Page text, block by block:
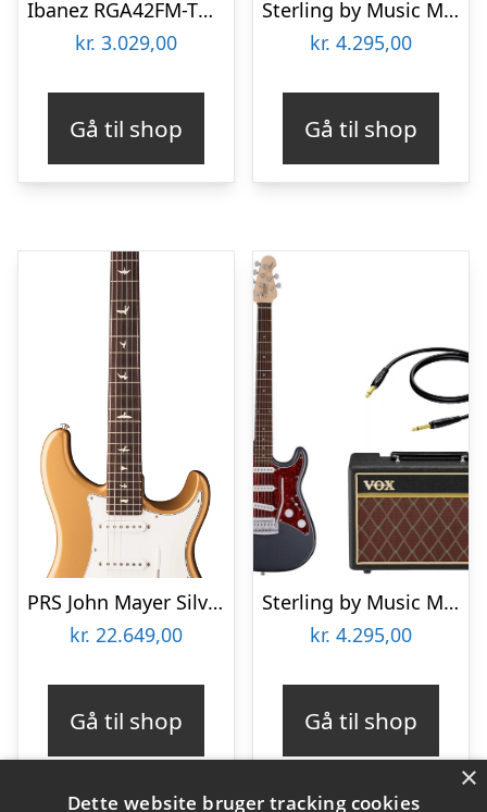
Ibanez RGA42FM-TGF El guitar – Transparent Gray Flat
kr. 3.029,00
Gå til shop
Sterling by Music Man Cutlass CT30HSS El Guitar pakke – Vintage Cream
kr. 4.295,00
Gå til shop
PRS John Mayer Silver Sky Golden Mesa – El-guitar
kr. 22.649,00
Gå til shop
Sterling by Music Man Cutlass CT30SSS El Guitar pakke – Charcoal Frost
kr. 4.295,00
Gå til shop
×
Dette website bruger tracking cookies